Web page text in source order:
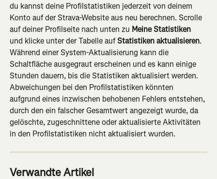
du kannst deine Profilstatistiken jederzeit von deinem
Konto auf der Strava-Website aus neu berechnen. Scrolle
auf deiner Profilseite nach unten zu Meine Statistiken
und klicke unter der Tabelle auf Statistiken aktualisieren.
Während einer System-Aktualisierung kann die
Schaltfläche ausgegraut erscheinen und es kann einige
Stunden dauern, bis die Statistiken aktualisiert werden.
Abweichungen bei den Profilstatistiken könnten
aufgrund eines inzwischen behobenen Fehlers entstehen,
durch den ein falscher Gesamtwert angezeigt wurde, da
gelöschte, zugeschnittene oder aktualisierte Aktivitäten
in den Profilstatistiken nicht aktualisiert wurden.
Verwandte Artikel